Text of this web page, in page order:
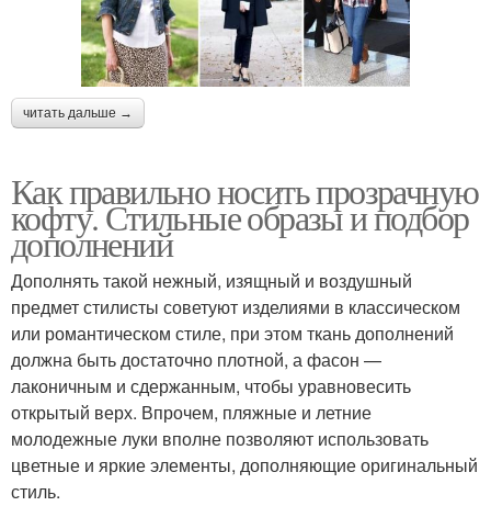
читать дальше →
Как правильно носить прозрачную
кофту. Стильные образы и подбор
дополнений
Дополнять такой нежный, изящный и воздушный
предмет стилисты советуют изделиями в классическом
или романтическом стиле, при этом ткань дополнений
должна быть достаточно плотной, а фасон —
лаконичным и сдержанным, чтобы уравновесить
открытый верх. Впрочем, пляжные и летние
молодежные луки вполне позволяют использовать
цветные и яркие элементы, дополняющие оригинальный
стиль.